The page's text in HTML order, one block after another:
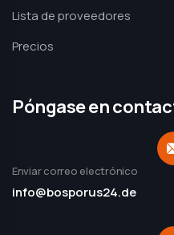
Lista de proveedores
Precios
Póngase en
Enviar correo electrónico
info@bosporus24.de